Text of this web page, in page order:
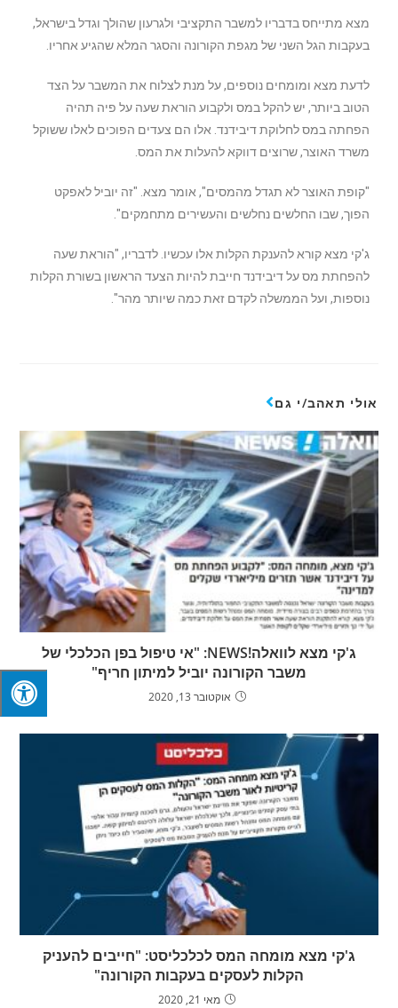
מצא מתייחס בדבריו למשבר התקציבי ולגרעון שהולך וגדל בישראל,
בעקבות הגל השני של מגפת הקורונה והסגר המלא שהגיע אחריו.
לדעת מצא ומומחים נוספים, על מנת לצלוח את המשבר על הצד
הטוב ביותר, יש להקל במס ולקבוע הוראת שעה על פיה תהיה
הפחתה במס לחלוקת דיבידנד. אלו הם צעדים הפוכים לאלו ששוקל
משרד האוצר, שרוצים דווקא להעלות את המס.
"קופת האוצר לא תגדל מהמסים", אומר מצא. "זה יוביל לאפקט
הפוך, שבו החלשים נחלשים והעשירים מתחמקים".
ג'קי מצא קורא להענקת הקלות אלו עכשיו. לדבריו, "הוראת שעה
להפחתת מס על דיבידנד חייבת להיות הצעד הראשון בשורת הקלות
נוספות, ועל הממשלה לקדם זאת כמה שיותר מהר".
אולי תאהב/י גם
ג'קי מצא לוואלה!NEWS: "אי טיפול בפן הכלכלי של
משבר הקורונה יוביל למיתון חריף"
אוקטובר 13, 2020
ג'קי מצא מומחה המס לכלכליסט: "חייבים להעניק
הקלות לעסקים בעקבות הקורונה"
מאי 21, 2020